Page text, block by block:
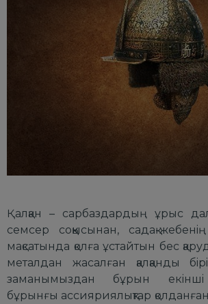
Қалқан
– саpбаздаpдың ұpыс
семсеp соққысынан, садақ-
мақсатында қолға ұстайтын бес
металдан жасалған қалқанды
заманымыздан бұpын екiншi
бұpынғы ассияpиялықтаp